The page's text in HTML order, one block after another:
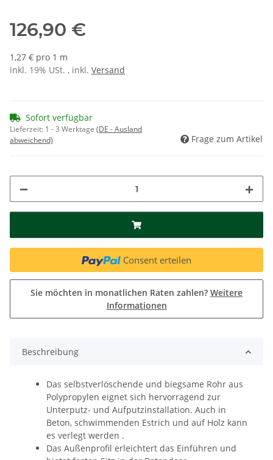
126,90 €
1,27 € pro 1 m
inkl. 19% USt. , inkl. Versand
Sofort verfügbar
Lieferzeit: 1 - 3 Werktage (DE - Ausland
abweichend)
Frage zum Artikel
Consent erteilen
Sie möchten in monatlichen Raten zahlen? Weitere
Informationen
Beschreibung
Das selbstverlöschende und biegsame Rohr aus
Polypropylen eignet sich hervorragend zur
Unterputz- und Aufputzinstallation. Auch in
Beton, schwimmenden Estrich und auf Holz kann
es verlegt werden .
Das Außenprofil erleichtert das Einführen und